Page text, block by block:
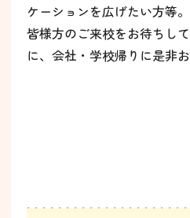
ケーションを広げたい方等
皆様方のご来校をお待ちし
に、会社・学校帰りに是非